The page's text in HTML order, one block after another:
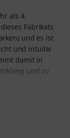
als 4
Fabrikats
und es ist
und intuitiv
damit in
und zu